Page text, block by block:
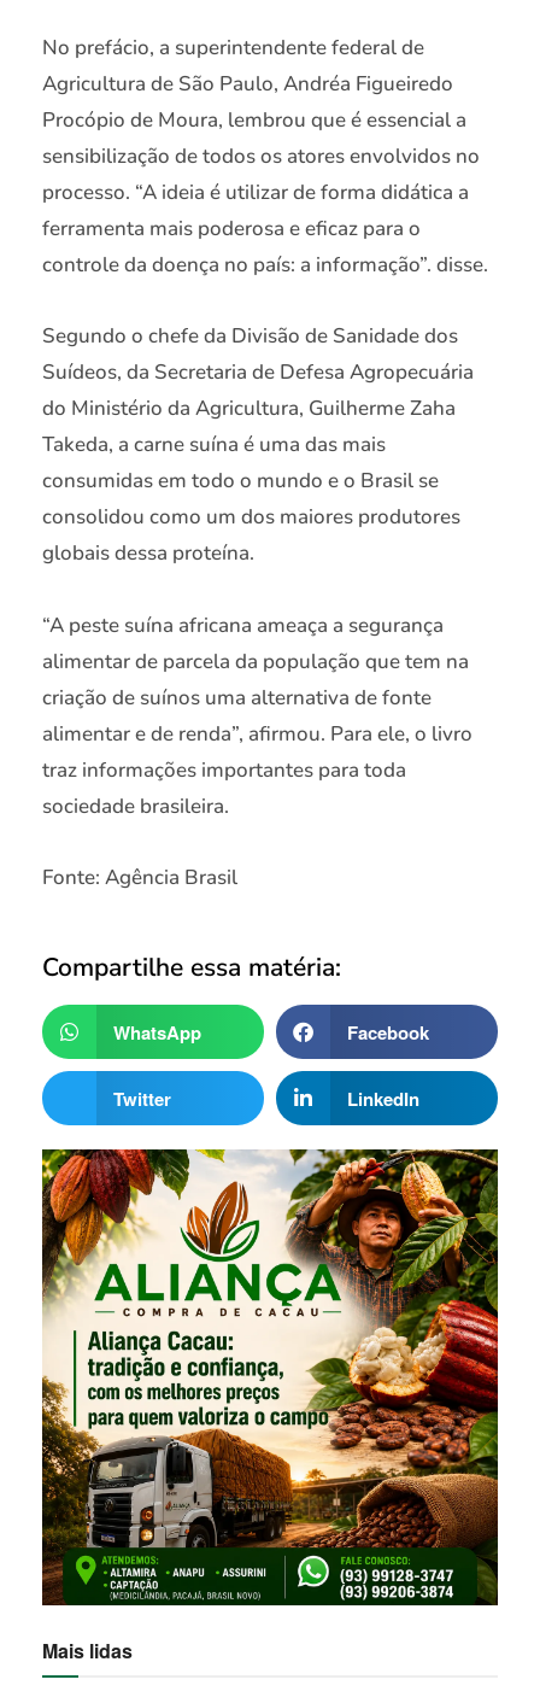
No prefácio, a superintendente federal de
Agricultura de São Paulo, Andréa Figueiredo
Procópio de Moura, lembrou que é essencial a
sensibilização de todos os atores envolvidos no
processo. “A ideia é utilizar de forma didática a
ferramenta mais poderosa e eficaz para o
controle da doença no país: a informação”. disse.
Segundo o chefe da Divisão de Sanidade dos
Suídeos, da Secretaria de Defesa Agropecuária
do Ministério da Agricultura, Guilherme Zaha
Takeda, a carne suína é uma das mais
consumidas em todo o mundo e o Brasil se
consolidou como um dos maiores produtores
globais dessa proteína.
“A peste suína africana ameaça a segurança
alimentar de parcela da população que tem na
criação de suínos uma alternativa de fonte
alimentar e de renda”, afirmou. Para ele, o livro
traz informações importantes para toda
sociedade brasileira.
Fonte: Agência Brasil
Compartilhe essa matéria:
WhatsApp Facebook
Twitter LinkedIn
Mais lidas